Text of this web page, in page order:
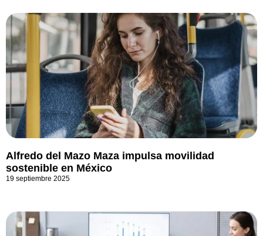
Alfredo del Mazo Maza impulsa movilidad
sostenible en México
19 septiembre 2025